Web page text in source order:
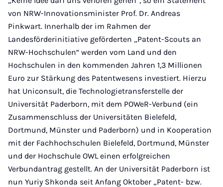
von NRW-Innovationsminister Prof. Dr. Andreas
Pinkwart. Innerhalb der im Rahmen der
Landesförderinitiative geförderten „Patent-Scouts an
NRW-Hochschulen“ werden vom Land und den
Hochschulen in den kommenden Jahren 1,3 Millionen
Euro zur Stärkung des Patentwesens investiert. Hierzu
hat Uniconsult, die Technologietransferstelle der
Universität Paderborn, mit dem POWeR-Verbund (ein
Zusammenschluss der Universitäten Bielefeld,
Dortmund, Münster und Paderborn) und in Kooperation
mit der Fachhochschulen Bielefeld, Dortmund, Münster
und der Hochschule OWL einen erfolgreichen
Verbundantrag gestellt. An der Universität Paderborn ist
nun Yuriy Shkonda seit Anfang Oktober „Patent- bzw.